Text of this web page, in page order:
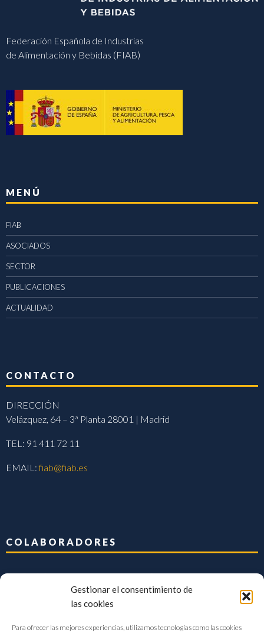
Gestionar el consentimiento de
las cookies
Para ofrecer las mejores experiencias, utilizamos tecnologías como las cookies
Federación Española de Industrias
de Alimentación y Bebidas (FIAB)
MENÚ
FIAB
ASOCIADOS
SECTOR
PUBLICACIONES
ACTUALIDAD
CONTACTO
DIRECCIÓN
Velázquez, 64 – 3ª Planta 28001 | Madrid
TEL: 91 411 72 11
EMAIL:fiab@fiab.es
COLABORADORES